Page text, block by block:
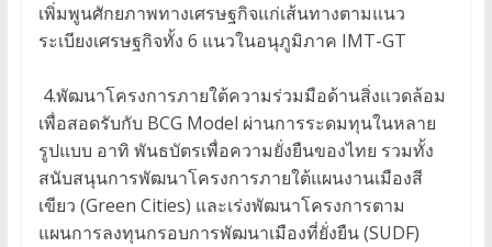
เพิ่มพูนศักยภาพทางเศรษฐกิจแก่เส้นทางตามแนว
ระเบียงเศรษฐกิจทั้ง 6 แนวในอนุภูมิภาค IMT-GT
4.พัฒนาโครงการภายใต้ความร่วมมือด้านสิ่งแวดล้อม
เพื่อสอดรับกับ BCG Model ผ่านการระดมทุนในหลาย
รูปแบบ อาทิ พันธบัตรเพื่อความยั่งยืนของไทย รวมทั้ง
สนับสนุนการพัฒนาโครงการภายใต้แผนงานเมืองสี
เขียว (Green Cities) และเร่งพัฒนาโครงการตาม
แผนการลงทุนกรอบการพัฒนาเมืองที่ยั่งยืน (SUDF)